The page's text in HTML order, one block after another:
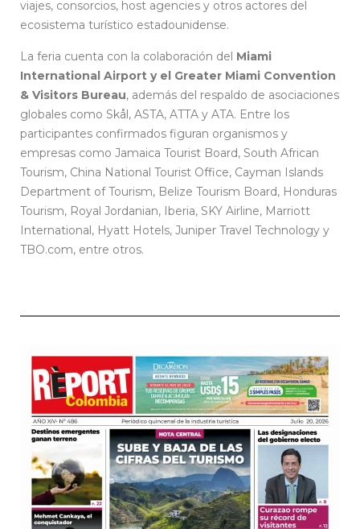
viajes, consorcios, host agencies y otros actores del
ecosistema turístico estadounidense.
La feria cuenta con la colaboración del Miami
International Airport y el Greater Miami Convention
& Visitors Bureau, además del respaldo de asociaciones
globales como Skål, ASTA, ATTA y ATA. Entre los
participantes confirmados figuran organismos y
empresas como Jamaica Tourist Board, South African
Tourism, China National Tourist Office, Cayman Islands
Department of Tourism, Belize Tourism Board, Honduras
Tourism, Royal Jordanian, Iberia, SKY Airline, Marriott
International, Hyatt Hotels, Juniper Travel Technology y
TBO.com, entre otros.